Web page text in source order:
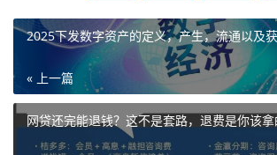
2025下发数字资产的定义，产生，流通以及
« 上一篇
网贷还完能退钱？这不是套路，退费是你该拿